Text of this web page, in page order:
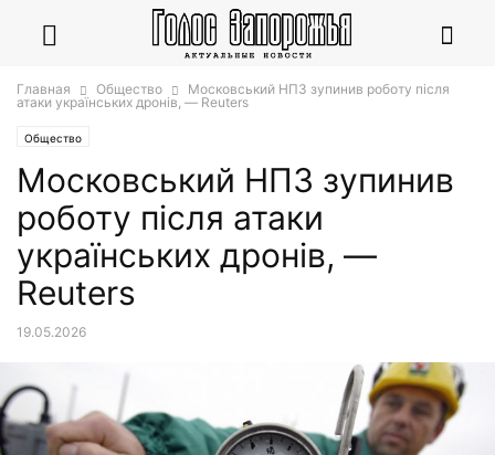
Главная Общество
Московський НПЗ зупинив роботу після
атаки українських дронів, — Reuters
Общество
Московський НПЗ зупинив
роботу після атаки
українських дронів, —
Reuters
19.05.2026